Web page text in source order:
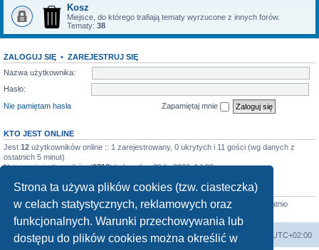
Strona ta używa plików cookies (tzw. ciasteczka)
w celach statystycznych, reklamowych oraz
funkcjonalnych. Warunki przechowywania lub
dostępu do plików cookies można określić w
Kosz
Miejsce, do którego trafiają tematy wyrzucone z innych forów.
Tematy: 38
ZALOGUJ SIĘ • ZAREJESTRUJ SIĘ
Nazwa użytkownika:
Hasło:
Nie pamiętam hasła
Zapamiętaj mnie
KTO JEST ONLINE
Jest 12 użytkowników online :: 1 zarejestrowany, 0 ukrytych i 11 gości (wg danych z
ostatnich 5 minut)
Najwięcej użytkowników (2713) było online 29 lip 2026, 14:33
STATYSTYKI
Liczba postów: 4520• Liczba tematów: 899• Liczba użytkowników:
• Ostatnio
Forum Bike Łódź - Forum Rowerowe Łódź - Forum Szosowe - Forum MTB Strona Główna Strefa czasowa UTC+02:00